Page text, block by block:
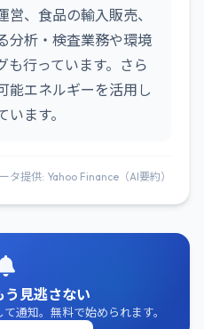
、食品の輸入販売、
分析・検査業務や環境
も行っています。さら
能エネルギーを活用し
ます。
タ提供: Yahoo Finance（AI要約）
う見逃さない
通知。無料で始められます。